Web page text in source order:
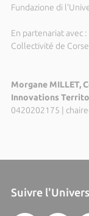
Fundazione di
En partenariat avec :
Collectivité de Corse
Morgane MILLET,
Innovations
0420202175
Suivre